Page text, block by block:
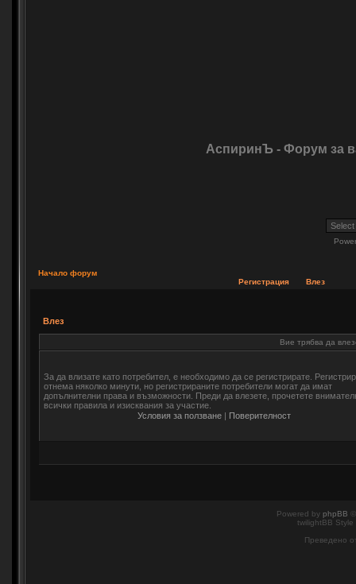
АспиринЪ - Форум за
Начало форум
Регистрация
Влез
Влез
Вие трябва да
За да влизате като потребител, е необходимо да се регистрирате.
отнема няколко минути, но регистрираните потребители могат да имат
допълнителни права и възможности. Преди да влезете, прочетете
всички правила и изисквания за участие.
Условия за ползване | Поверителност
Powered by phpBB
twilightBB
Преведено